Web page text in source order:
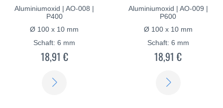
Aluminiumoxid | AO-008 |
P400
Ø 100 x 10 mm
Schaft: 6 mm
18,91 €
Aluminiumoxid | AO-009 |
P600
Ø 100 x 10 mm
Schaft: 6 mm
18,91 €